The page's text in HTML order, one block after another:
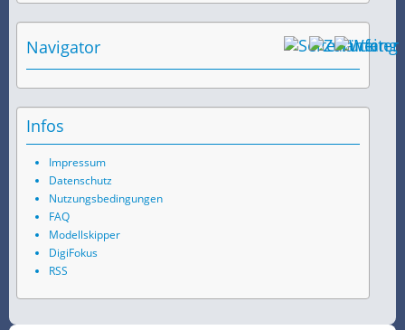
Navigator
Infos
Impressum
Datenschutz
Nutzungsbedingungen
FAQ
Modellskipper
DigiFokus
RSS